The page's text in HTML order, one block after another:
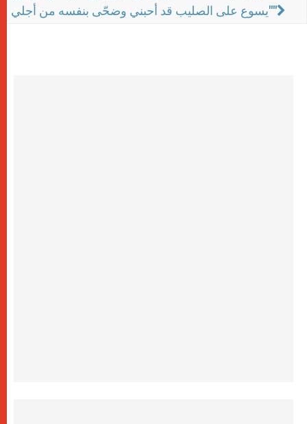
"يسوع على الصليب قد أحبني وضحّى بنفسه من أجلي"